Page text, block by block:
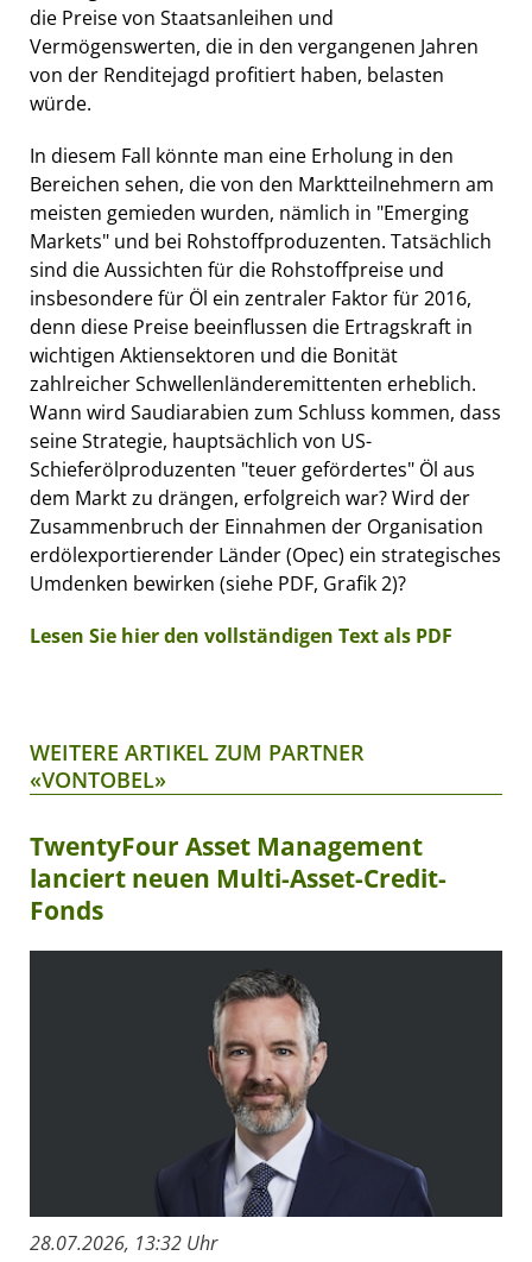
die Preise von Staatsanleihen und
Vermögenswerten, die in den vergangenen Jahren
von der Renditejagd profitiert haben, belasten
würde.
In diesem Fall könnte man eine Erholung in den
Bereichen sehen, die von den Marktteilnehmern am
meisten gemieden wurden, nämlich in "Emerging
Markets" und bei Rohstoffproduzenten. Tatsächlich
sind die Aussichten für die Rohstoffpreise und
insbesondere für Öl ein zentraler Faktor für 2016,
denn diese Preise beeinflussen die Ertragskraft in
wichtigen Aktiensektoren und die Bonität
zahlreicher Schwellenländeremittenten erheblich.
Wann wird Saudiarabien zum Schluss kommen, dass
seine Strategie, hauptsächlich von US-
Schieferölproduzenten "teuer gefördertes" Öl aus
dem Markt zu drängen, erfolgreich war? Wird der
Zusammenbruch der Einnahmen der Organisation
erdölexportierender Länder (Opec) ein strategisches
Umdenken bewirken (siehe PDF, Grafik 2)?
Lesen Sie hier den vollständigen Text als PDF
WEITERE ARTIKEL ZUM PARTNER
«VONTOBEL»
TwentyFour Asset Management
lanciert neuen Multi-Asset-Credit-
Fonds
28.07.2026, 13:32 Uhr